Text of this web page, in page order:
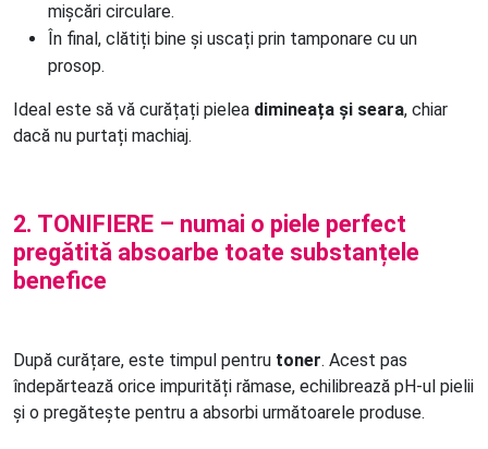
mișcări circulare.
În final, clătiți bine și uscați prin tamponare cu un
prosop.
Ideal este să vă curățați pielea dimineața și seara, chiar
dacă nu purtați machiaj.
2. TONIFIERE – numai o piele perfect
pregătită absoarbe toate substanțele
benefice
După curățare, este timpul pentru toner. Acest pas
îndepărtează orice impurități rămase, echilibrează pH-ul pielii
și o pregătește pentru a absorbi următoarele produse.